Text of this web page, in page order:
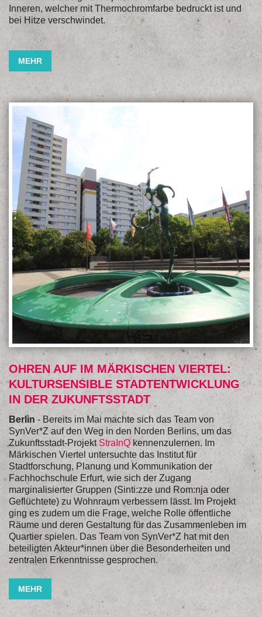
Inneren, welcher mit Thermochromfarbe bedruckt ist und
bei Hitze verschwindet.
MEHR
OHREN AUF IM MÄRKISCHEN VIERTEL:
KULTURSENSIBLE STADTENTWICKLUNG
IN DER ZUKUNFTSSTADT
Berlin - Bereits im Mai machte sich das Team von
SynVer*Z auf den Weg in den Norden Berlins, um das
Zukunftsstadt-ProjektStraInQ kennenzulernen. Im
Märkischen Viertel untersuchte das Institut für
Stadtforschung, Planung und Kommunikation der
Fachhochschule Erfurt, wie sich der Zugang
marginalisierter Gruppen (Sinti:zze und Rom:nja oder
Geflüchtete) zu Wohnraum verbessern lässt. Im Projekt
ging es zudem um die Frage, welche Rolle öffentliche
Räume und deren Gestaltung für das Zusammenleben im
Quartier spielen. Das Team von SynVer*Z hat mit den
beteiligten Akteur*innen über die Besonderheiten und
zentralen Erkenntnisse gesprochen.
MEHR